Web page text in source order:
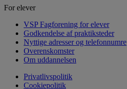
For elever
VSP Fagforening for elever
Godkendelse af praktiksteder
Nyttige adresser og telefonnumre
Overenskomster
Om uddannelsen
Privatlivspolitik
Cookiepolitik